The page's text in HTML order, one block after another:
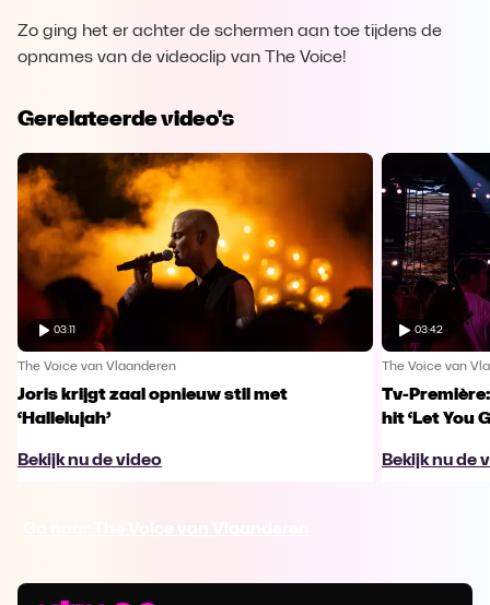
Zo ging het er achter de schermen aan toe tijdens de
opnames van de videoclip van The Voice!
Gerelateerde video's
03:11
The Voice van Vlaanderen
Joris krijgt zaal opnieuw stil met
‘Hallelujah’
Bekijk nu de video
03:42
The Voice van
Tv-
hit ‘Let You
Bekijk nu de